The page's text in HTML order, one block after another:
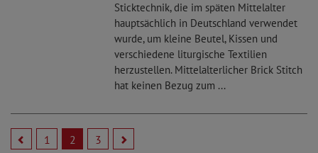
Sticktechnik, die im späten Mittelalter
hauptsächlich in Deutschland verwendet
wurde, um kleine Beutel, Kissen und
verschiedene liturgische Textilien
herzustellen. Mittelalterlicher Brick Stitch
hat keinen Bezug zum ...
1 2 3